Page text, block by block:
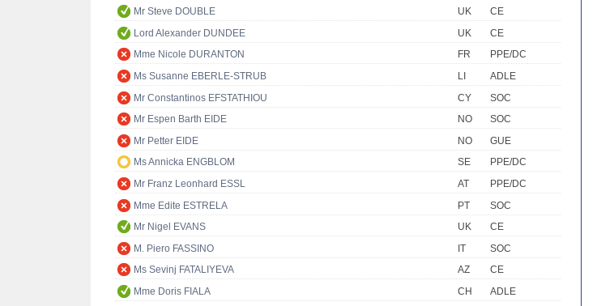
Mr Steve DOUBLE
UK
CE
Lord Alexander DUNDEE
UK
CE
Mme Nicole DURANTON
FR
PPE/DC
Ms Susanne EBERLE-STRUB
LI
ADLE
Mr Constantinos EFSTATHIOU
CY
SOC
Mr Espen Barth EIDE
NO
SOC
Mr Petter EIDE
NO
GUE
Ms Annicka ENGBLOM
SE
PPE/DC
Mr Franz Leonhard ESSL
AT
PPE/DC
Mme Edite ESTRELA
PT
SOC
Mr Nigel EVANS
UK
CE
M. Piero FASSINO
IT
SOC
Ms Sevinj FATALIYEVA
AZ
CE
Mme Doris FIALA
CH
ADLE